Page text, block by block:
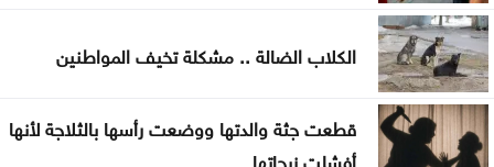
السردية الأردنية الأحد
عمان الاهلية بطلة الجامعات الأردنية في الكراتيه للطلاب
ووصيفه البطولة للطالبات .. صور
الكلاب الضالة .. مشكلة تخيف المواطنين
قطعت جثة والدتها ووضعت رأسها بالثلاجة لأنها
أفشلت زيجاتها